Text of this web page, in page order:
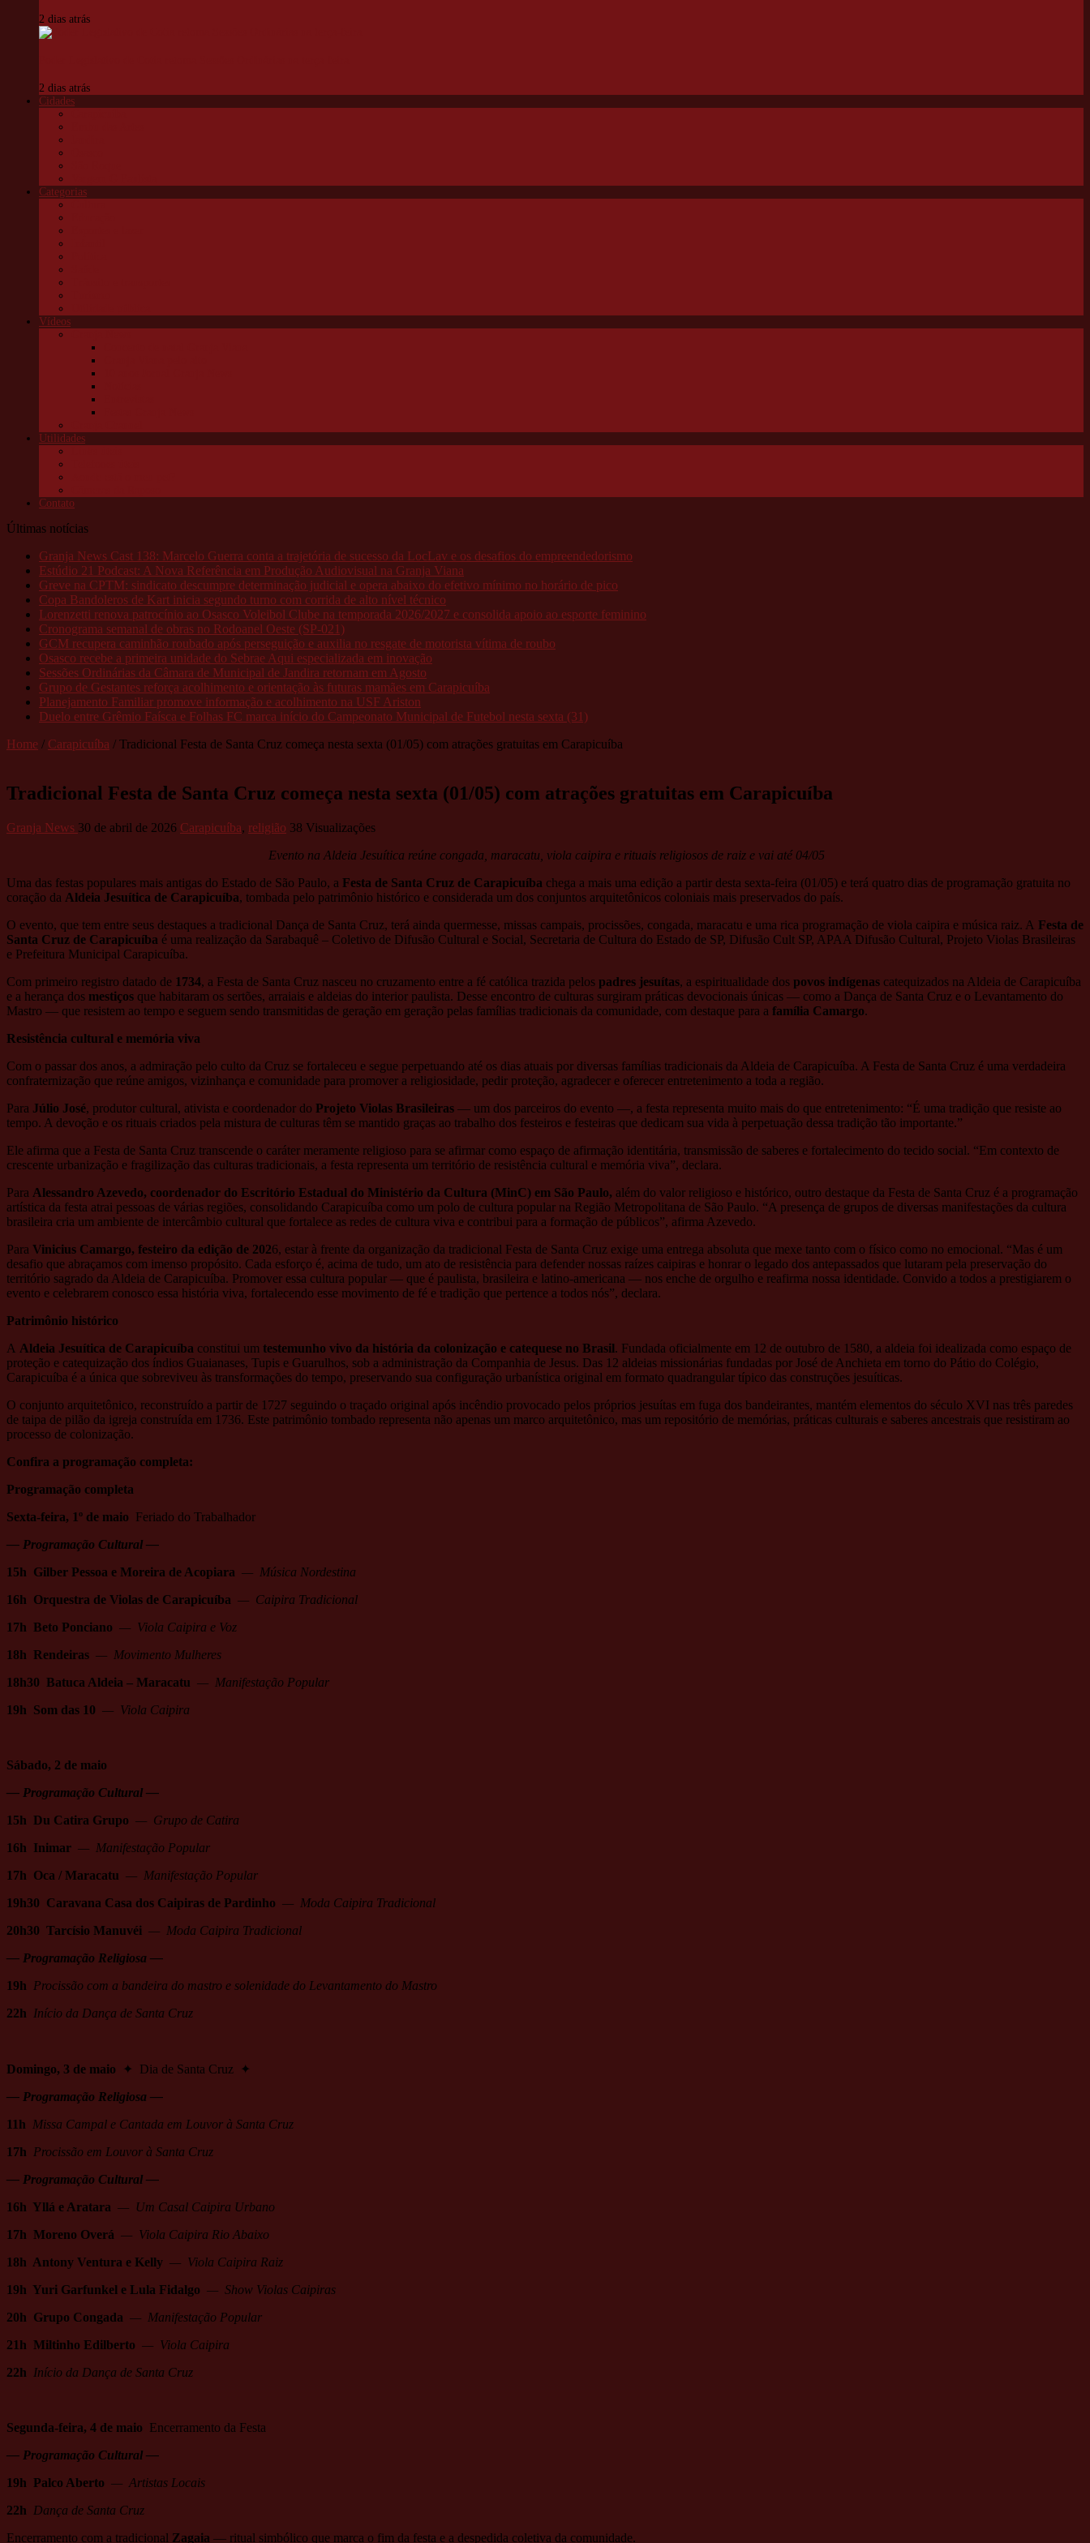
2 dias atrás
2 dias atrás
Cidades
Categorias
Vídeos
Utilidades
Contato
Últimas notícias
Granja News Cast 138: Marcelo Guerra conta a trajetória de sucesso da LocLav e os desafios do empreendedorismo
Estúdio 21 Podcast: A Nova Referência em Produção Audiovisual na Granja Viana
Greve na CPTM: sindicato descumpre determinação judicial e opera abaixo do efetivo mínimo no horário de pico
Copa Bandoleros de Kart inicia segundo turno com corrida de alto nível técnico
Lorenzetti renova patrocínio ao Osasco Voleibol Clube na temporada 2026/2027 e consolida apoio ao esporte feminino
Cronograma semanal de obras no Rodoanel Oeste (SP-021)
GCM recupera caminhão roubado após perseguição e auxilia no resgate de motorista vítima de roubo
Osasco recebe a primeira unidade do Sebrae Aqui especializada em inovação
Sessões Ordinárias da Câmara de Municipal de Jandira retornam em Agosto
Grupo de Gestantes reforça acolhimento e orientação às futuras mamães em Carapicuíba
Planejamento Familiar promove informação e acolhimento na USF Ariston
Duelo entre Grêmio Faísca e Folhas FC marca início do Campeonato Municipal de Futebol nesta sexta (31)
Home / Carapicuíba / Tradicional Festa de Santa Cruz começa nesta sexta (01/05) com atrações gratuitas em Carapicuíba
Tradicional Festa de Santa Cruz começa nesta sexta (01/05) com atrações gratuitas em Carapicuíba
Granja News 30 de abril de 2026 Carapicuíba, religião 38 Visualizações
Evento na Aldeia Jesuítica reúne congada, maracatu, viola caipira e rituais religiosos de raiz e vai até 04/05
Uma das festas populares mais antigas do Estado de São Paulo, a Festa de Santa Cruz de Carapicuíba chega a mais uma edição a partir desta sexta-feira (01/05) e terá quatro dias de programação gratuita no
coração da Aldeia Jesuítica de Carapicuíba, tombada pelo patrimônio histórico e considerada um dos conjuntos arquitetônicos coloniais mais preservados do país.
O evento, que tem entre seus destaques a tradicional Dança de Santa Cruz, terá ainda quermesse, missas campais, procissões, congada, maracatu e uma rica programação de viola caipira e música raiz. A Festa de
Santa Cruz de Carapicuíba é uma realização da Sarabaquê – Coletivo de Difusão Cultural e Social, Secretaria de Cultura do Estado de SP, Difusão Cult SP, APAA Difusão Cultural, Projeto Violas Brasileiras
e Prefeitura Municipal Carapicuíba.
Com primeiro registro datado de 1734, a Festa de Santa Cruz nasceu no cruzamento entre a fé católica trazida pelos padres jesuítas, a espiritualidade dos povos indígenas catequizados na Aldeia de Carapicuíba
e a herança dos mestiços que habitaram os sertões, arraiais e aldeias do interior paulista. Desse encontro de culturas surgiram práticas devocionais únicas — como a Dança de Santa Cruz e o Levantamento do
Mastro — que resistem ao tempo e seguem sendo transmitidas de geração em geração pelas famílias tradicionais da comunidade, com destaque para a família Camargo.
Resistência cultural e memória viva
Com o passar dos anos, a admiração pelo culto da Cruz se fortaleceu e segue perpetuando até os dias atuais por diversas famílias tradicionais da Aldeia de Carapicuíba. A Festa de Santa Cruz é uma verdadeira
confraternização que reúne amigos, vizinhança e comunidade para promover a religiosidade, pedir proteção, agradecer e oferecer entretenimento a toda a região.
Para Júlio José, produtor cultural, ativista e coordenador do Projeto Violas Brasileiras — um dos parceiros do evento —, a festa representa muito mais do que entretenimento: “É uma tradição que resiste ao
tempo. A devoção e os rituais criados pela mistura de culturas têm se mantido graças ao trabalho dos festeiros e festeiras que dedicam sua vida à perpetuação dessa tradição tão importante.”
Ele afirma que a Festa de Santa Cruz transcende o caráter meramente religioso para se afirmar como espaço de afirmação identitária, transmissão de saberes e fortalecimento do tecido social. “Em contexto de
crescente urbanização e fragilização das culturas tradicionais, a festa representa um território de resistência cultural e memória viva”, declara.
Para Alessandro Azevedo, coordenador do Escritório Estadual do Ministério da Cultura (MinC) em São Paulo, além do valor religioso e histórico, outro destaque da Festa de Santa Cruz é a programação
artística da festa atrai pessoas de várias regiões, consolidando Carapicuíba como um polo de cultura popular na Região Metropolitana de São Paulo. “A presença de grupos de diversas manifestações da cultura
brasileira cria um ambiente de intercâmbio cultural que fortalece as redes de cultura viva e contribui para a formação de públicos”, afirma Azevedo.
Para Vinicius Camargo, festeiro da edição de 2026, estar à frente da organização da tradicional Festa de Santa Cruz exige uma entrega absoluta que mexe tanto com o físico como no emocional. “Mas é um
desafio que abraçamos com imenso propósito. Cada esforço é, acima de tudo, um ato de resistência para defender nossas raízes caipiras e honrar o legado dos antepassados que lutaram pela preservação do
território sagrado da Aldeia de Carapicuíba. Promover essa cultura popular — que é paulista, brasileira e latino-americana — nos enche de orgulho e reafirma nossa identidade. Convido a todos a prestigiarem o
evento e celebrarem conosco essa história viva, fortalecendo esse movimento de fé e tradição que pertence a todos nós”, declara.
Patrimônio histórico
A Aldeia Jesuítica de Carapicuíba constitui um testemunho vivo da história da colonização e catequese no Brasil. Fundada oficialmente em 12 de outubro de 1580, a aldeia foi idealizada como espaço de
proteção e catequização dos índios Guaianases, Tupis e Guarulhos, sob a administração da Companhia de Jesus. Das 12 aldeias missionárias fundadas por José de Anchieta em torno do Pátio do Colégio,
Carapicuíba é a única que sobreviveu às transformações do tempo, preservando sua configuração urbanística original em formato quadrangular típico das construções jesuíticas.
O conjunto arquitetônico, reconstruído a partir de 1727 seguindo o traçado original após incêndio provocado pelos próprios jesuítas em fuga dos bandeirantes, mantém elementos do século XVI nas três paredes
de taipa de pilão da igreja construída em 1736. Este patrimônio tombado representa não apenas um marco arquitetônico, mas um repositório de memórias, práticas culturais e saberes ancestrais que resistiram ao
processo de colonização.
Confira a programação completa:
Programação completa
Sexta-feira, 1º de maio Feriado do Trabalhador
— Programação Cultural —
15h Gilber Pessoa e Moreira de Acopiara — Música Nordestina
16h Orquestra de Violas de Carapicuíba — Caipira Tradicional
17h Beto Ponciano — Viola Caipira e Voz
18h Rendeiras — Movimento Mulheres
18h30 Batuca Aldeia – Maracatu — Manifestação Popular
19h Som das 10 — Viola Caipira
Sábado, 2 de maio
— Programação Cultural —
15h Du Catira Grupo — Grupo de Catira
16h Inimar — Manifestação Popular
17h Oca / Maracatu — Manifestação Popular
19h30 Caravana Casa dos Caipiras de Pardinho — Moda Caipira Tradicional
20h30 Tarcísio Manuvéi — Moda Caipira Tradicional
— Programação Religiosa —
19h Procissão com a bandeira do mastro e solenidade do Levantamento do Mastro
22h Início da Dança de Santa Cruz
Domingo, 3 de maio ✦ Dia de Santa Cruz ✦
— Programação Religiosa —
11h Missa Campal e Cantada em Louvor à Santa Cruz
17h Procissão em Louvor à Santa Cruz
— Programação Cultural —
16h Yllá e Aratara — Um Casal Caipira Urbano
17h Moreno Overá — Viola Caipira Rio Abaixo
18h Antony Ventura e Kelly — Viola Caipira Raiz
19h Yuri Garfunkel e Lula Fidalgo — Show Violas Caipiras
20h Grupo Congada — Manifestação Popular
21h Miltinho Edilberto — Viola Caipira
22h Início da Dança de Santa Cruz
Segunda-feira, 4 de maio Encerramento da Festa
— Programação Cultural —
19h Palco Aberto — Artistas Locais
22h Dança de Santa Cruz
Encerramento com a tradicional Zagaia — ritual simbólico que marca o fim da festa e a despedida coletiva da comunidade.